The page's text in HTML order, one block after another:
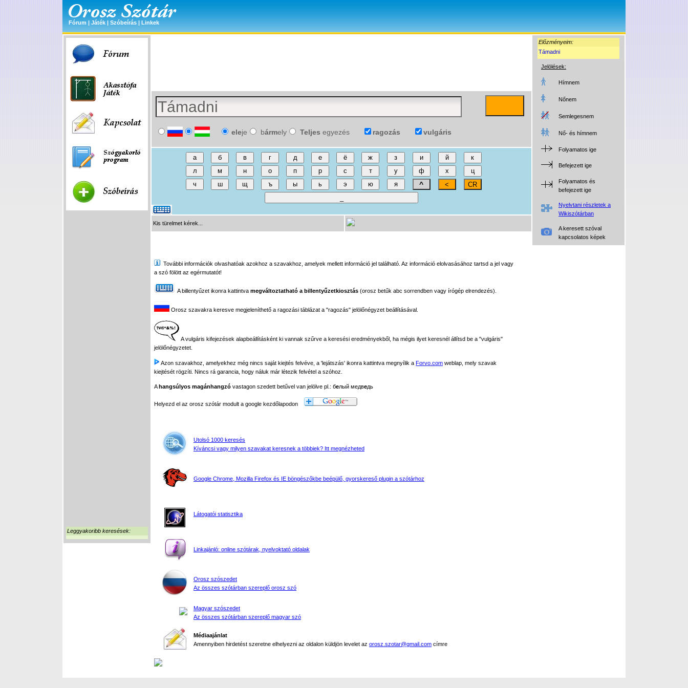
Fórum | Játék | Szóbeírás | Linkek
Előzményeim:
Támadni
Jelölések:
Hímnem
Nőnem
Semlegesnem
Nő- és hímnem
Folyamatos ige
Befejezett ige
Folyamatos és
befejezett ige
Nyelvtani részletek a
Wikiszótárban
A keresett szóval
kapcsolatos képek
Leggyakoribb keresések:
eleje bármely Teljes egyezés ragozás vulgáris
Kis türelmet kérek...
További információk olvashatóak azokhoz a szavakhoz, amelyek mellett információ jel található. Az információ elolvasásához tartsd a jel vagy
a szó fölött az egérmutatót!
A billentyűzet ikonra kattintva megváltoztatható a billentyűzetkiosztás (orosz betűk abc sorrendben vagy írógép elrendezés).
Orosz szavakra keresve megjeleníthető a ragozási táblázat a "ragozás" jelölőnégyzet beállításával.
A vulgáris kifejezések alapbeállításként ki vannak szűrve a keresési eredményekből, ha mégis ilyet keresnél állítsd be a "vulgáris"
jelölőnégyzetet.
Azon szavakhoz, amelyekhez még nincs saját kiejtés felvéve, a 'lejátszás' ikonra kattintva megnyílik a Forvo.com weblap, mely szavak
kiejtését rögzíti. Nincs rá garancia, hogy náluk már létezik felvétel a szóhoz.
Ahangsúlyos magánhangzó vastagon szedett betűvel van jelölve pl.: белый медведь
Helyezd el az orosz szótár modult a google kezdőlapodon
Utolsó 1000 keresés
Kíváncsi vagy milyen szavakat keresnek a többiek? Itt megnézheted
Google Chrome, Mozilla Firefox és IE böngészőkbe beépülő, gyorskereső plugin a szótárhoz
Látogatói statisztika
Linkajánló: online szótárak, nyelvoktató oldalak
Orosz szószedet
Az összes szótárban szereplő orosz szó
Magyar szószedet
Az összes szótárban szereplő magyar szó
Médiaajánlat
Amennyiben hirdetést szeretne elhelyezni az oldalon küldjön levelet az orosz.szotar@gmail.com címre